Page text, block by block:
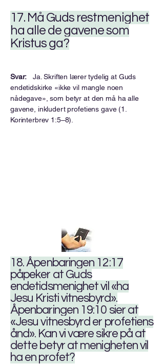
17. Må Guds restmenighet
ha alle de gavene som
Kristus ga?
Svar: Ja. Skriften lærer tydelig at Guds
endetidskirke «ikke vil mangle noen
nådegave», som betyr at den må ha alle
gavene, inkludert profetiens gave (1.
Korinterbrev 1:5–8).
18. Åpenbaringen 12:17
påpeker at Guds
endetidsmenighet vil «ha
Jesu Kristi vitnesbyrd».
Åpenbaringen 19:10 sier at
«Jesu vitnesbyrd er profetiens
ånd». Kan vi være sikre på at
dette betyr at menigheten vil
ha en profet?